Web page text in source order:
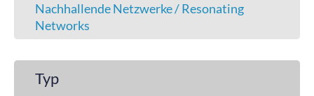
Nachhallende Netzwerke / Resonating
Networks
Typ